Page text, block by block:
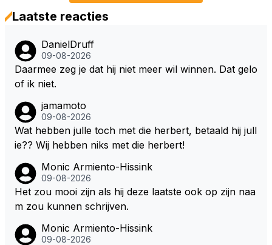
Laatste reacties
DanielDruff
09-08-2026
Daarmee zeg je dat hij niet meer wil winnen. Dat gelo
of ik niet.
jamamoto
09-08-2026
Wat hebben julle toch met die herbert, betaald hij jull
ie?? Wij hebben niks met die herbert!
Monic Armiento-Hissink
09-08-2026
Het zou mooi zijn als hij deze laatste ook op zijn naa
m zou kunnen schrijven.
Monic Armiento-Hissink
09-08-2026